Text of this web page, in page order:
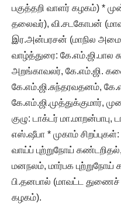
பகுத்தறி வாளர் கழகம்) *
தலைவர்), வி.சடகோபன்
இர.அன்பரசன் (மாநில
வாழ்த்துரை: கே.எம்.ஜி.பால
அறங்காவலர், கே.எம்.ஜி.
கே.எம்.ஜி.சுந்தரவதனம்,
கே.எம்.ஜி.முத்துக்குமார்,
குழு: டாக்டர் மா.மாறன்பாபு,
எஸ்.ஷீபா * முகாம்
வாய்ப் புற்றுநோய்
மனநலம், மார்பக புற்றுநோய்
பி.தனபால் (மாவட்ட துணைச்
கழகம்).